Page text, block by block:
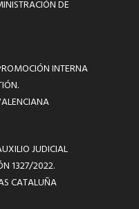
DE
INTERNA
JUDICIAL
1327/2022.
CATALUÑA